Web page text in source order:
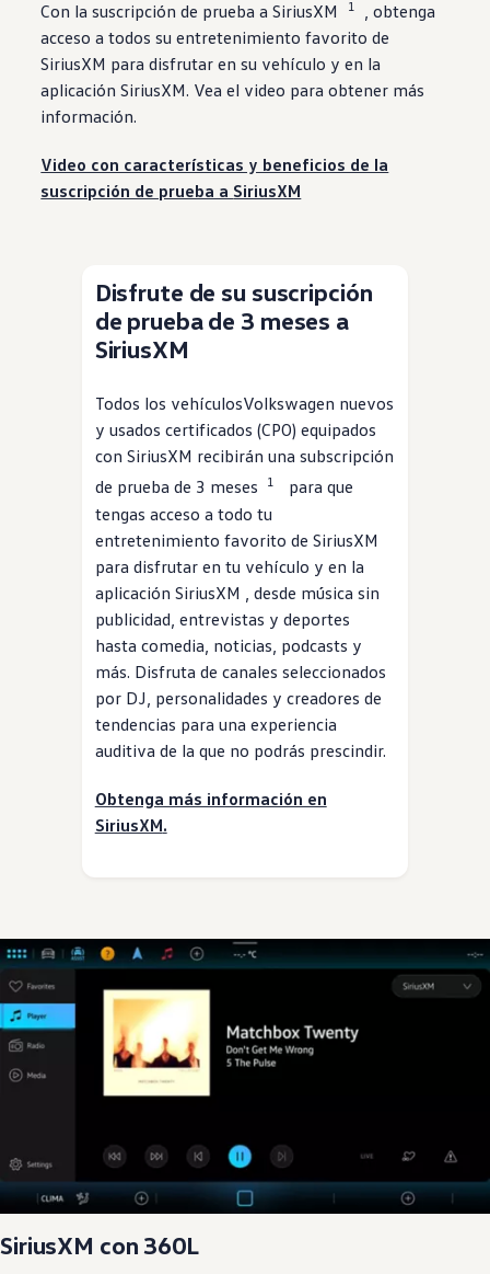
Beneficios para propietarios
Beneficios de tener un EV y de recargarlo
Beneficios de los vehículos usados certificados
Acerca de VW
Misión y valores
Marca y comunidad
DriverGear - Ropa y equipo
Ayuda y soporte
Con la suscripción de prueba a SiriusXM 1
, obtenga
acceso a todos suentretenimiento favorito de
SiriusXM paradisfrutar en su vehículo y en la
aplicaciónSiriusXM. Vea el video para obtener más
información.
Video con características y beneficios de la
suscripción de prueba a SiriusXM
Disfrute de su suscripción
de prueba de 3 meses a
SiriusXM
Todos los vehículosVolkswagen nuevos
y usados certificados (CPO) equipados
con SiriusXM recibirán una subscripción
de prueba de 3 meses
⁠1
para que
tengas acceso a todo tu
entretenimiento favorito de SiriusXM
para disfrutaren tu vehículo y en la
aplicación SiriusXM , desde música sin
publicidad, entrevistas y deportes
hasta comedia, noticias, podcasts y
más. Disfruta de canales seleccionados
por DJ, personalidades y creadores de
tendencias para una experiencia
auditiva de la que no podrás prescindir.
Obtenga más información en
SiriusXM.
SiriusXM con 360L